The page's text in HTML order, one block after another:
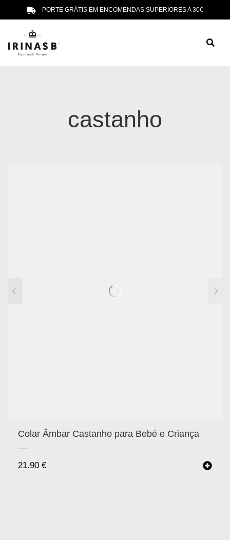
PORTE GRÁTIS EM ENCOMENDAS SUPERIORES A 30€
castanho
Colar Âmbar Castanho para Bebé e Criança
21.90 €